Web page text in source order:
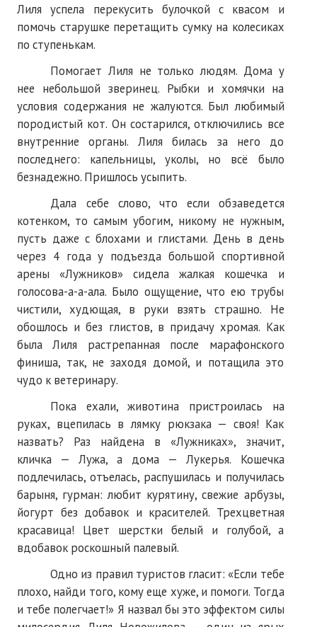
Лиля успела перекусить булочкой с квасом и
помочь старушке перетащить сумку на колесиках
по ступенькам.
Помогает Лиля не только людям. Дома у
нее небольшой зверинец. Рыбки и хомячки на
условия содержания не жалуются. Был любимый
породистый кот. Он состарился, отключились все
внутренние органы. Лиля билась за него до
последнего: капельницы, уколы, но всё было
безнадежно. Пришлось усыпить.
Дала себе слово, что если обзаведется
котенком, то самым убогим, никому не нужным,
пусть даже с блохами и глистами. День в день
через 4 года у подъезда большой спортивной
арены «Лужников» сидела жалкая кошечка и
голосова-а-а-ала. Было ощущение, что ею трубы
чистили, худющая, в руки взять страшно. Не
обошлось и без глистов, в придачу хромая. Как
была Лиля растрепанная после марафонского
финиша, так, не заходя домой, и потащила это
чудо к ветеринару.
Пока ехали, животина пристроилась на
руках, вцепилась в лямку рюкзака — своя! Как
назвать? Раз найдена в «Лужниках», значит,
кличка — Лужа, а дома — Лукерья. Кошечка
подлечилась, отъелась, распушилась и получилась
барыня, гурман: любит курятину, свежие арбузы,
йогурт без добавок и красителей. Трехцветная
красавица! Цвет шерстки белый и голубой, а
вдобавок роскошный палевый.
Одно из правил туристов гласит: «Если тебе
плохо, найди того, кому еще хуже, и помоги. Тогда
и тебе полегчает!» Я назвал бы это эффектом силы